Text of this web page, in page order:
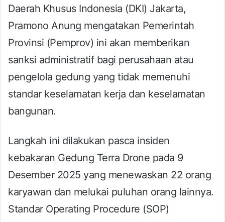
Daerah Khusus Indonesia (DKI) Jakarta,
Pramono Anung mengatakan Pemerintah
Provinsi (Pemprov) ini akan memberikan
sanksi administratif bagi perusahaan atau
pengelola gedung yang tidak memenuhi
standar keselamatan kerja dan keselamatan
bangunan.
Langkah ini dilakukan pasca insiden
kebakaran Gedung Terra Drone pada 9
Desember 2025 yang menewaskan 22 orang
karyawan dan melukai puluhan orang lainnya.
Standar Operating Procedure (SOP)